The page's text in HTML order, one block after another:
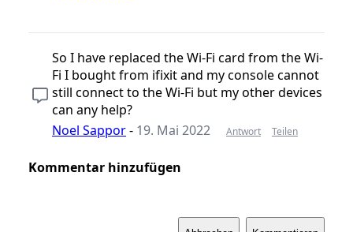
So I have replaced the Wi-Fi card from the Wi-
Fi I bought from ifixit and my console cannot
still connect to the Wi-Fi but my other devices
can any help?
Noel Sappor- 19. Mai 2022 Antwort Teilen
Kommentar hinzufügen